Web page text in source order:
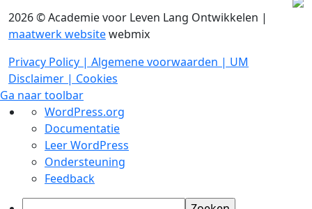
2026 © Academie voor Leven Lang Ontwikkelen |
maatwerk websitewebmix
Privacy Policy | Algemene voorwaarden | UM
Disclaimer | Cookies
Ga naar toolbar
Over
WordPress
WordPress.org
Documentatie
Leer WordPress
Ondersteuning
Feedback
Zoeken